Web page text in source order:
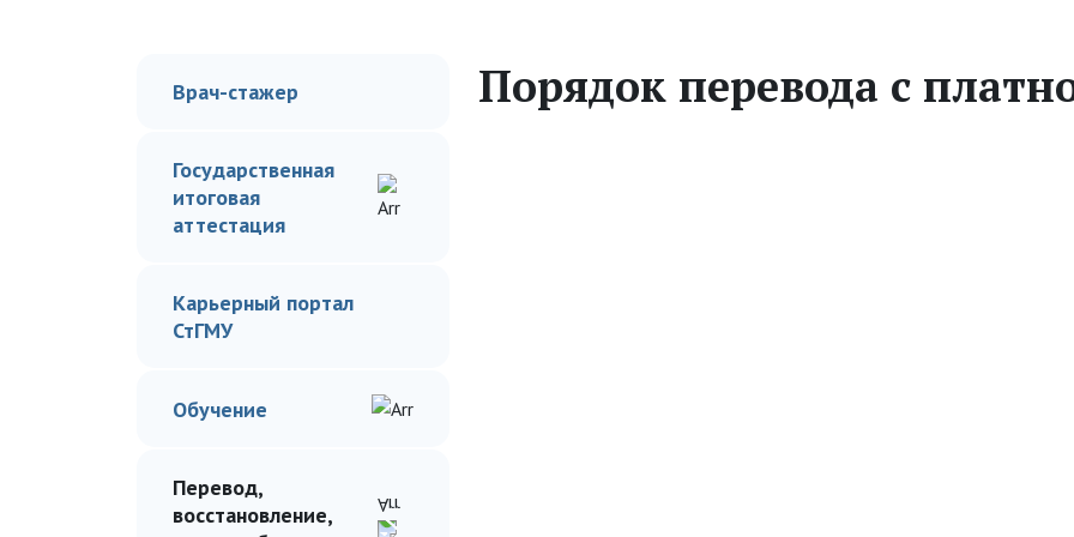
Врач-стажер
Государственная
итоговая
аттестация
Карьерный портал
СтГМУ
Обучение
Перевод,
восстановление,
Порядок перевода с